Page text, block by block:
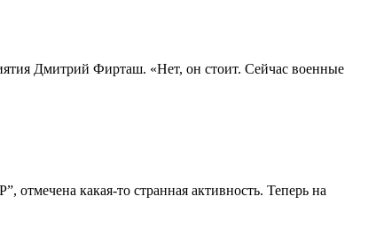
Дмитрий Фирташ. «Нет, он стоит. Сейчас военные
отмечена какая-то странная активность. Теперь на